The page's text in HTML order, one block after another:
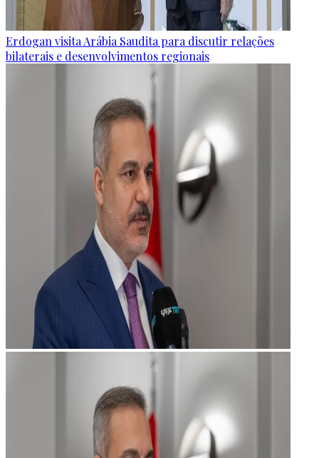
Erdogan visita Arábia Saudita para discutir relações
bilaterais e desenvolvimentos regionais